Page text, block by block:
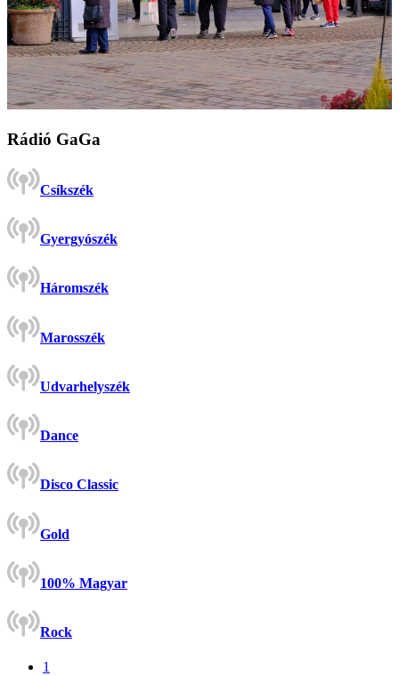
Rádió GaGa
Csíkszék
Gyergyószék
Háromszék
Marosszék
Udvarhelyszék
Dance
Disco Classic
Gold
100% Magyar
Rock
1